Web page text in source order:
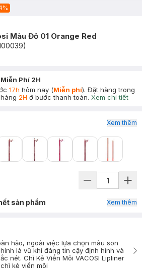
%
Màu Đỏ 01 Orange Red
)
Phí 2H
17h hôm nay (Miễn phí). Đặt hàng trong
2H ở bước thanh toán. Xem chi tiết
Xem thêm
sản phẩm Xem thêm
hảo, ngoài việc lựa chọn màu son
là vũ khí đáng tin cậy định hình và
nét. Chì Kẻ Viền Môi VACOSI Lipliner
kẻ viền môi